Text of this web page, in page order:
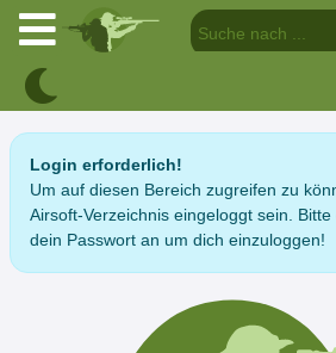
Login erforderlich!
Um auf diesen Bereich zugreifen zu
Airsoft-Verzeichnis eingeloggt sein.
dein Passwort an um dich einzuloggen!